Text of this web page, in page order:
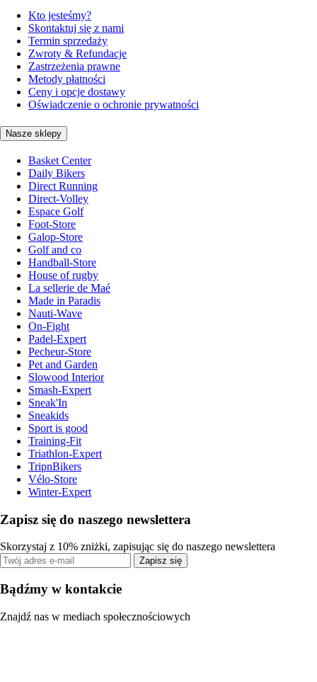
Kto jesteśmy?
Skontaktuj się z nami
Termin sprzedaży
Zwroty & Refundacje
Zastrzeżenia prawne
Metody płatności
Ceny i opcje dostawy
Oświadczenie o ochronie prywatności
Nasze sklepy
Basket Center
Daily Bikers
Direct Running
Direct-Volley
Espace Golf
Foot-Store
Galop-Store
Golf and co
Handball-Store
House of rugby
La sellerie de Maé
Made in Paradis
Nauti-Wave
On-Fight
Padel-Expert
Pecheur-Store
Pet and Garden
Slowood Interior
Smash-Expert
Sneak'In
Sneakids
Sport is good
Training-Fit
Triathlon-Expert
TripnBikers
Vélo-Store
Winter-Expert
Zapisz się do naszego newslettera
Skorzystaj z 10% zniżki, zapisując się do naszego newslettera
Zapisz się
Bądźmy w kontakcie
Znajdź nas w mediach społecznościowych